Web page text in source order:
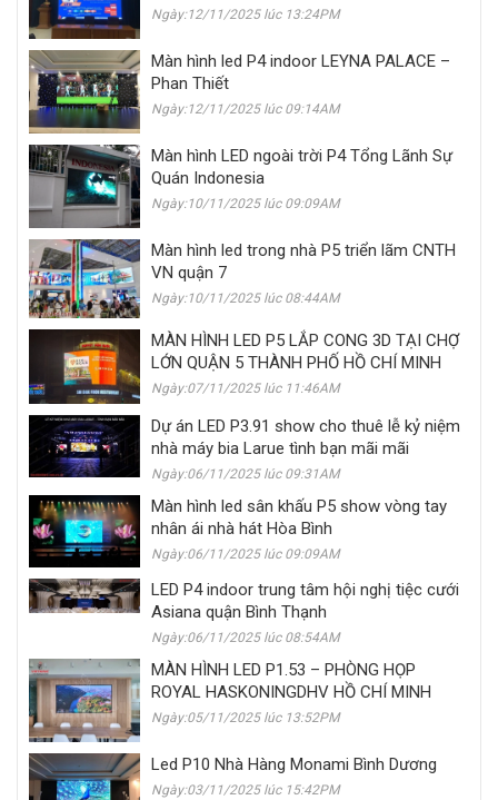
Ngày:12/11/2025 lúc 13:24PM
Màn hình led P4 indoor LEYNA PALACE –
Phan Thiết
Ngày:12/11/2025 lúc 09:14AM
Màn hình LED ngoài trời P4 Tổng Lãnh Sự
Quán Indonesia
Ngày:10/11/2025 lúc 09:09AM
Màn hình led trong nhà P5 triển lãm CNTH
VN quận 7
Ngày:10/11/2025 lúc 08:44AM
MÀN HÌNH LED P5 LẮP CONG 3D TẠI CHỢ
LỚN QUẬN 5 THÀNH PHỐ HỒ CHÍ MINH
Ngày:07/11/2025 lúc 11:46AM
Dự án LED P3.91 show cho thuê lễ kỷ niệm
nhà máy bia Larue tình bạn mãi mãi
Ngày:06/11/2025 lúc 09:31AM
Màn hình led sân khấu P5 show vòng tay
nhân ái nhà hát Hòa Bình
Ngày:06/11/2025 lúc 09:09AM
LED P4 indoor trung tâm hội nghị tiệc cưới
Asiana quận Bình Thạnh
Ngày:06/11/2025 lúc 08:54AM
MÀN HÌNH LED P1.53 – PHÒNG HỌP
ROYAL HASKONINGDHV HỒ CHÍ MINH
Ngày:05/11/2025 lúc 13:52PM
Led P10 Nhà Hàng Monami Bình Dương
Ngày:03/11/2025 lúc 15:42PM